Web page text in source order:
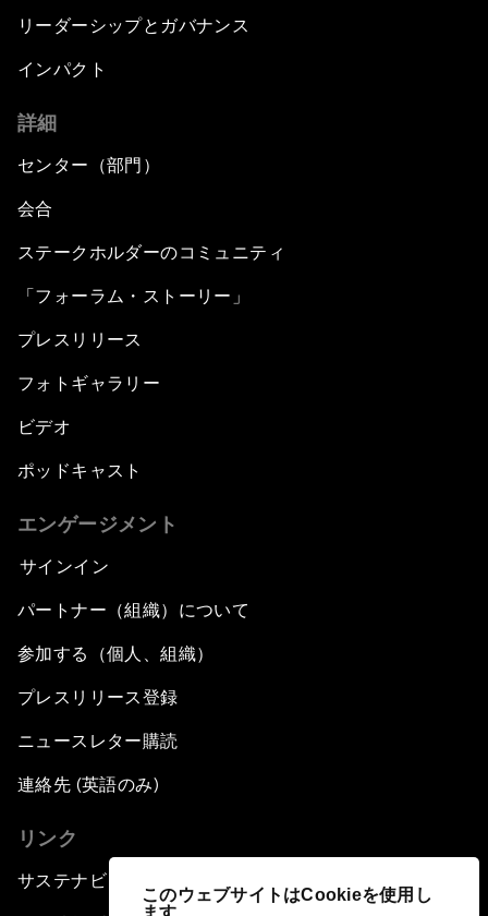
このウェブサイトはCookieを使用し
ます
リーダーシップとガバナンス
インパクト
詳細
センター（部門）
会合
ステークホルダーのコミュニティ
「フォーラム・ストーリー」
プレスリリース
フォトギャラリー
ビデオ
ポッドキャスト
エンゲージメント
サインイン
パートナー（組織）について
参加する（個人、組織）
プレスリリース登録
ニュースレター購読
連絡先 (英語のみ)
リンク
サステナビリティへの取り組み